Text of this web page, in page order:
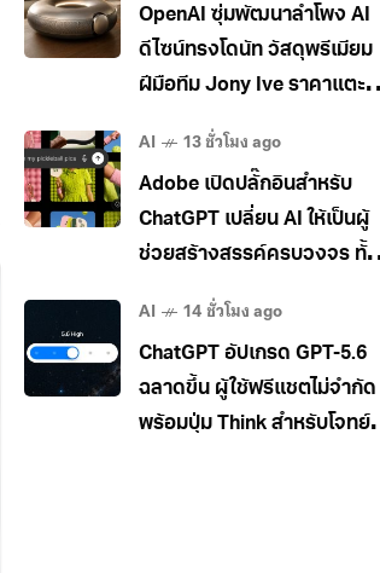
OpenAI ซุ่มพัฒนาลำโพง AI
ดีไซน์ทรงโดนัท วัสดุพรีเมียม
ฝีมือทีม Jony Ive ราคาแตะ
AI 13 ชั่วโมง ago
Adobe เปิดปลั๊กอินสำหรับ
ChatGPT เปลี่ยน AI ให้เป็นผู้
ช่วยสร้างสรรค์ครบวงจร ทั้ง
AI 14 ชั่วโมง ago
ChatGPT อัปเกรด GPT-5.6
ฉลาดขึ้น ผู้ใช้ฟรีแชตไม่จำกัด
พร้อมปุ่ม Think สำหรับโจทย์